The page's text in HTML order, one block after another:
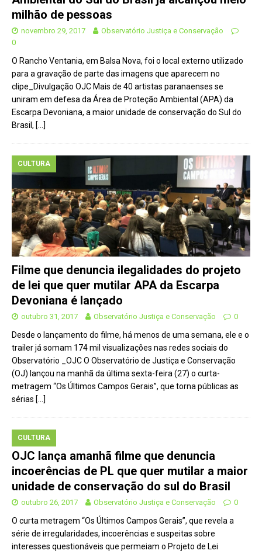
milhão de pessoas
novembro 29, 2017
Observatório Justiça e Conservação
0
O Rancho Ventania, em Balsa Nova, foi o local externo utilizado
para a gravação de parte das imagens que aparecem no
clipe_Divulgação OJC Mais de 40 artistas paranaenses se
uniram em defesa da Área de Proteção Ambiental (APA) da
Escarpa Devoniana, a maior unidade de conservação do Sul do
Brasil, […]
CULTURA
Filme que denuncia ilegalidades do projeto
de lei que quer mutilar APA da Escarpa
Devoniana é lançado
outubro 31, 2017 Observatório Justiça e Conservação 0
Desde o lançamento do filme, há menos de uma semana, ele e o
trailer já somam 174 mil visualizações nas redes sociais do
Observatório _OJC O Observatório de Justiça e Conservação
(OJ) lançou na manhã da última sexta-feira (27) o curta-
metragem “Os Últimos Campos Gerais”, que torna públicas as
sérias […]
CULTURA
OJC lança amanhã filme que denuncia
incoerências de PL que quer mutilar a maior
unidade de conservação do sul do Brasil
outubro 26, 2017 Observatório Justiça e Conservação 0
O curta metragem “Os Últimos Campos Gerais”, que revela a
série de irregularidades, incoerências e suspeitas sobre
interesses questionáveis que permeiam o Projeto de Lei